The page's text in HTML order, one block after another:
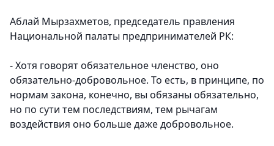
Аблай Мырзахметов, председатель правления
Национальной палаты предпринимателей РК:
- Хотя говорят обязательное членство, оно
обязательно-добровольное. То есть, в принципе, по
нормам закона, конечно, вы обязаны обязательно,
но по сути тем последствиям, тем рычагам
воздействия оно больше даже добровольное.